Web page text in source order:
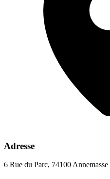
Adresse
6 Rue du Parc, 74100 Annemasse